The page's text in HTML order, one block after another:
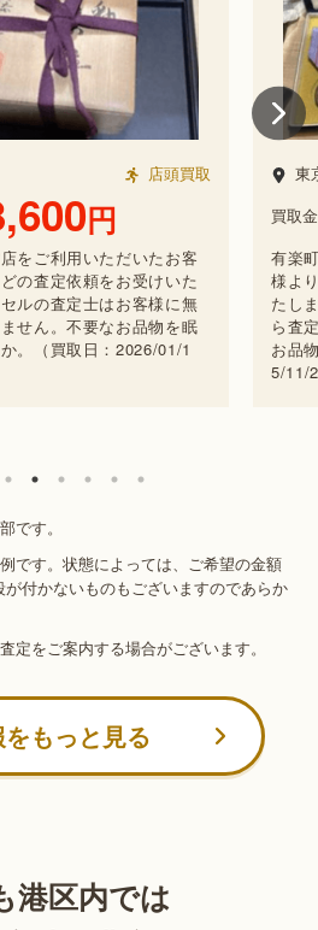
店頭買取
円
をご利用いただいたお客
の査定依頼をお受けいた
ルの査定士はお客様に無
せん。不要なお品物を眠
。（買取日：2026/01/1
東
買取
有楽
様よ
たし
ら査
お品
5/11/
です。
です。状態によっては、ご希望の金額
付かないものもございますのであらか
定をご案内する場合がございます。
もっと見る
港区内では